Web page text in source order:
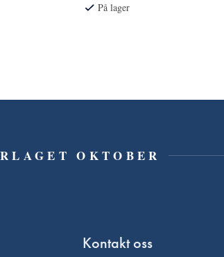
På lager
OKTOBER
Kontakt oss